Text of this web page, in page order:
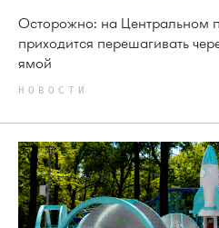
Осторожно: на Центральном
приходится перешагивать
ямой
НОВОСТИ